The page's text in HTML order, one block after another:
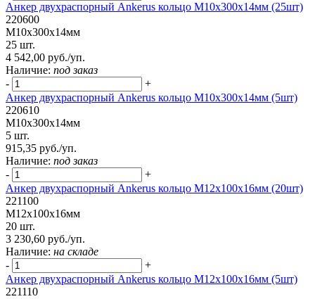
Анкер двухраспорный Ankerus кольцо М10х300х14мм (25шт)
220600
М10х300х14мм
25 шт.
4 542,00 руб./уп.
Наличие: под заказ
-
+
Анкер двухраспорный Ankerus кольцо М10х300х14мм (5шт)
220610
М10х300х14мм
5 шт.
915,35 руб./уп.
Наличие: под заказ
-
+
Анкер двухраспорный Ankerus кольцо М12х100х16мм (20шт)
221100
М12х100х16мм
20 шт.
3 230,60 руб./уп.
Наличие: на складе
-
+
Анкер двухраспорный Ankerus кольцо М12х100х16мм (5шт)
221110